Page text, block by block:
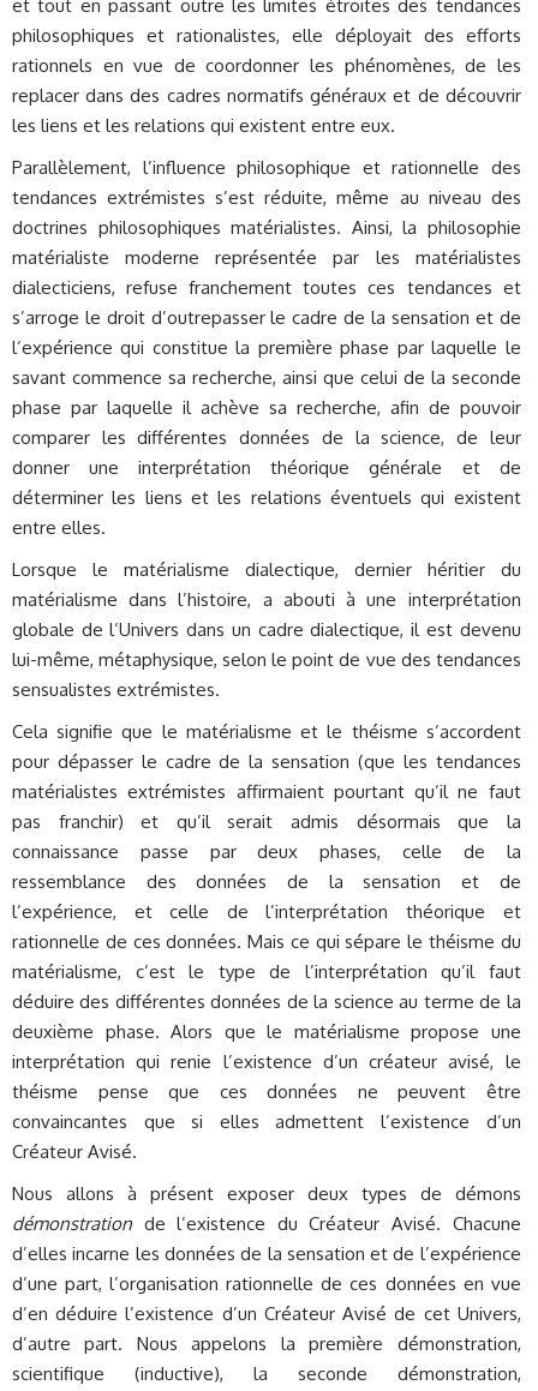
et tout en passant outre les limites étroites des tendances
philosophiques et rationalistes, elle déployait des efforts
rationnels en vue de coordonner les phénomènes, de les
replacer dans des cadres normatifs généraux et de découvrir
les liens et les relations qui existent entre eux.
Parallèlement, l’influence philosophique et rationnelle des
tendances extrémistes s’est réduite, même au niveau des
doctrines philosophiques matérialistes. Ainsi, la philosophie
matérialiste moderne représentée par les matérialistes
dialecticiens, refuse franchement toutes ces tendances et
s’arroge le droit d’outrepasser le cadre de la sensation et de
l’expérience qui constitue la première phase par laquelle le
savant commence sa recherche, ainsi que celui de la seconde
phase par laquelle il achève sa recherche, afin de pouvoir
comparer les différentes données de la science, de leur
donner une interprétation théorique générale et de
déterminer les liens et les relations éventuels qui existent
entre elles.
Lorsque le matérialisme dialectique, dernier héritier du
matérialisme dans l’histoire, a abouti à une interprétation
globale de l’Univers dans un cadre dialectique, il est devenu
lui-même, métaphysique, selon le point de vue des tendances
sensualistes extrémistes.
Cela signifie que le matérialisme et le théisme s’accordent
pour dépasser le cadre de la sensation (que les tendances
matérialistes extrémistes affirmaient pourtant qu’il ne faut
pas franchir) et qu’il serait admis désormais que la
connaissance passe par deux phases, celle de la
ressemblance des données de la sensation et de
l’expérience, et celle de l’interprétation théorique et
rationnelle de ces données. Mais ce qui sépare le théisme du
matérialisme, c’est le type de l’interprétation qu’il faut
déduire des différentes données de la science au terme de la
deuxième phase. Alors que le matérialisme propose une
interprétation qui renie l’existence d’un créateur avisé, le
théisme pense que ces données ne peuvent être
convaincantes que si elles admettent l’existence d’un
Créateur Avisé.
Nous allons à présent exposer deux types de démons
démonstration de l’existence du Créateur Avisé. Chacune
d’elles incarne les données de la sensation et de l’expérience
d’une part, l’organisation rationnelle de ces données en vue
d’en déduire l’existence d’un Créateur Avisé de cet Univers,
d’autre part. Nous appelons la première démonstration,
scientifique (inductive), la seconde démonstration,